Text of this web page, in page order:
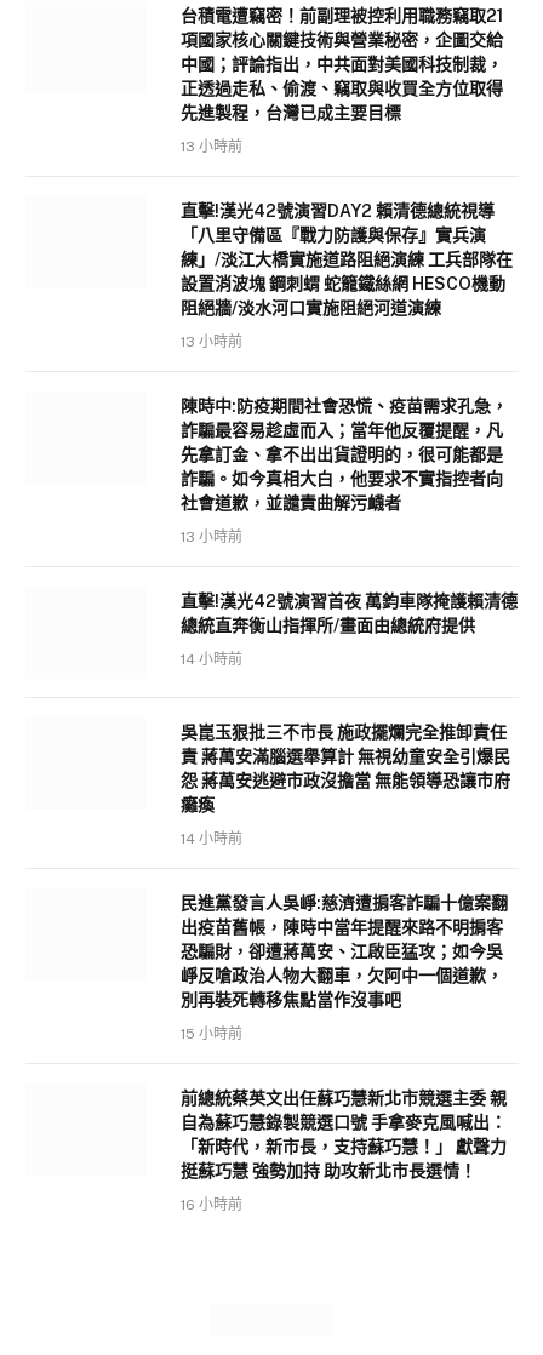
台積電遭竊密！前副理被控利用職務竊取21
項國家核心關鍵技術與營業秘密，企圖交給
中國；評論指出，中共面對美國科技制裁，
正透過走私、偷渡、竊取與收買全方位取得
先進製程，台灣已成主要目標
13 小時前
直擊!漢光42號演習DAY2 賴清德總統視導
「八里守備區『戰力防護與保存』實兵演
練」/淡江大橋實施道路阻絕演練 工兵部隊在
設置消波塊 鋼刺蝟 蛇籠鐵絲網 HESCO機動
阻絕牆/淡水河口實施阻絕河道演練
13 小時前
陳時中:防疫期間社會恐慌、疫苗需求孔急，
詐騙最容易趁虛而入；當年他反覆提醒，凡
先拿訂金、拿不出出貨證明的，很可能都是
詐騙。如今真相大白，他要求不實指控者向
社會道歉，並譴責曲解污衊者
13 小時前
直擊!漢光42號演習首夜 萬鈞車隊掩護賴清德
總統直奔衡山指揮所/畫面由總統府提供
14 小時前
吳崑玉狠批三不市長 施政擺爛完全推卸責任
責 蔣萬安滿腦選舉算計 無視幼童安全引爆民
怨 蔣萬安逃避市政沒擔當 無能領導恐讓市府
癱瘓
14 小時前
民進黨發言人吳崢:慈濟遭掮客詐騙十億案翻
出疫苗舊帳，陳時中當年提醒來路不明掮客
恐騙財，卻遭蔣萬安、江啟臣猛攻；如今吳
崢反嗆政治人物大翻車，欠阿中一個道歉，
別再裝死轉移焦點當作沒事吧
15 小時前
前總統蔡英文出任蘇巧慧新北市競選主委 親
自為蘇巧慧錄製競選口號 手拿麥克風喊出：
「新時代，新市長，支持蘇巧慧！」 獻聲力
挺蘇巧慧 強勢加持 助攻新北市長選情！
16 小時前